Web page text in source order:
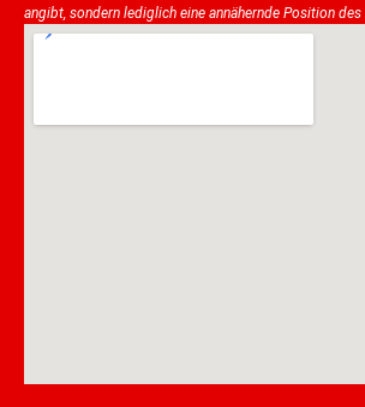
angibt, sondern lediglich eine annähernde Position